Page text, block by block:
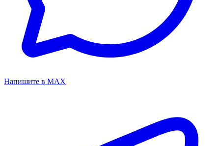
Напишите в MAX